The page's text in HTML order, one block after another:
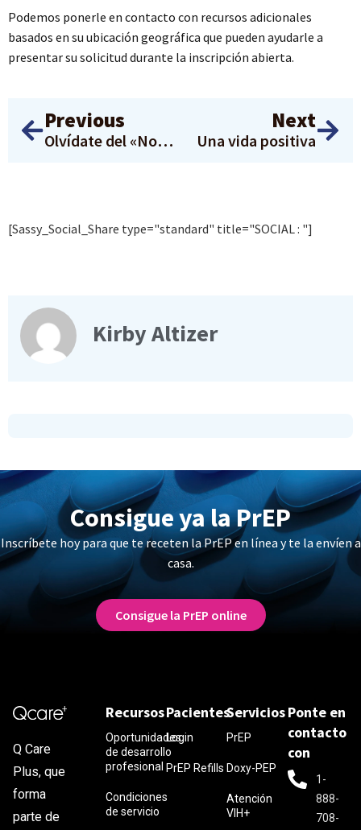
Podemos ponerle en contacto con recursos adicionales
basados en su ubicación geográfica que pueden ayudarle a
presentar su solicitud durante la inscripción abierta.
Previous
Olvídate del «Noviembre sin nueces». Es «Mo’ Nut November».
Next
Una vida positiva
[Sassy_Social_Share type="standard" title="SOCIAL : "]
Kirby Altizer
Consigue ya la PrEP
Inscríbete hoy para que te receten la PrEP en línea y te la envíen a
casa.
Consigue la PrEP online
Q Care
Plus, que
forma
parte de
Recursos
Oportunidades
de desarrollo
profesional
Condiciones
de servicio
Pacientes
Login
PrEP Refills
Servicios
PrEP
Doxy-PEP
Atención
VIH+
Ponte en
contacto
con
1-
888-
708-